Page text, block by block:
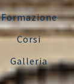
Formazione
Corsi
Galleria